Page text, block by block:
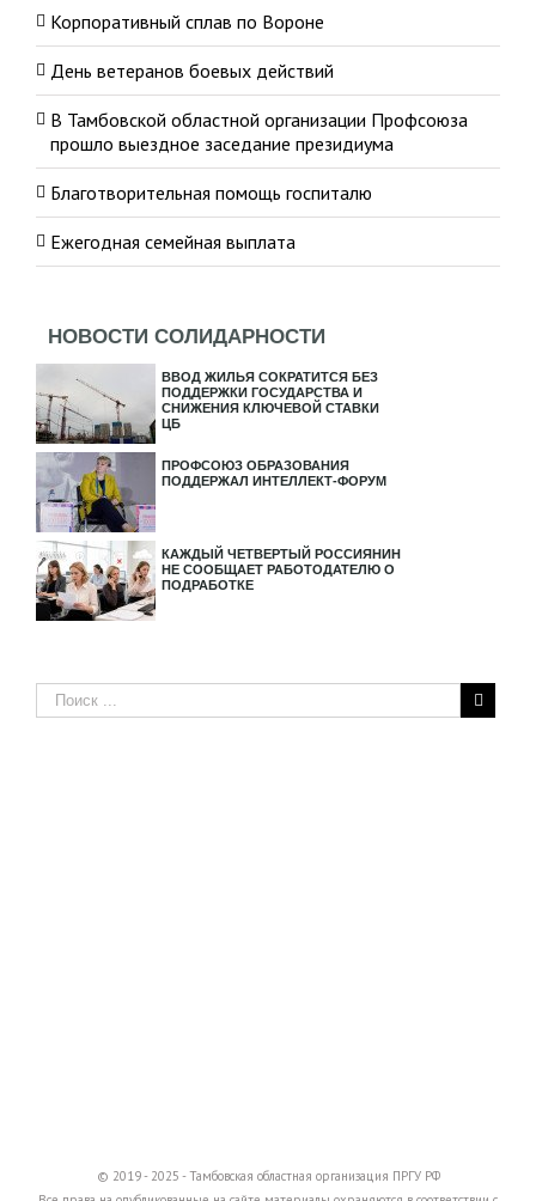
Корпоративный сплав по Вороне
День ветеранов боевых действий
В Тамбовской областной организации Профсоюза
прошло выездное заседание президиума
Благотворительная помощь госпиталю
Ежегодная семейная выплата
НОВОСТИ СОЛИДАРНОСТИ
ВВОД ЖИЛЬЯ СОКРАТИТСЯ БЕЗ
ПОДДЕРЖКИ ГОСУДАРСТВА И
СНИЖЕНИЯ КЛЮЧЕВОЙ СТАВКИ
ЦБ
ПРОФСОЮЗ ОБРАЗОВАНИЯ
ПОДДЕРЖАЛ ИНТЕЛЛЕКТ-ФОРУМ
КАЖДЫЙ ЧЕТВЕРТЫЙ РОССИЯНИН
НЕ СООБЩАЕТ РАБОТОДАТЕЛЮ О
ПОДРАБОТКЕ
© 2019 - 2025 - Тамбовская областная организация ПРГУ РФ